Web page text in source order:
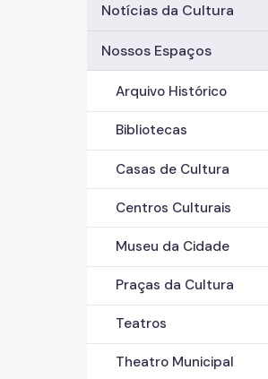
Notícias da Cultura
Nossos Espaços
Arquivo Histórico
Bibliotecas
Casas de Cultura
Centros Culturais
Museu da Cidade
Praças da Cultura
Teatros
Theatro Municipal